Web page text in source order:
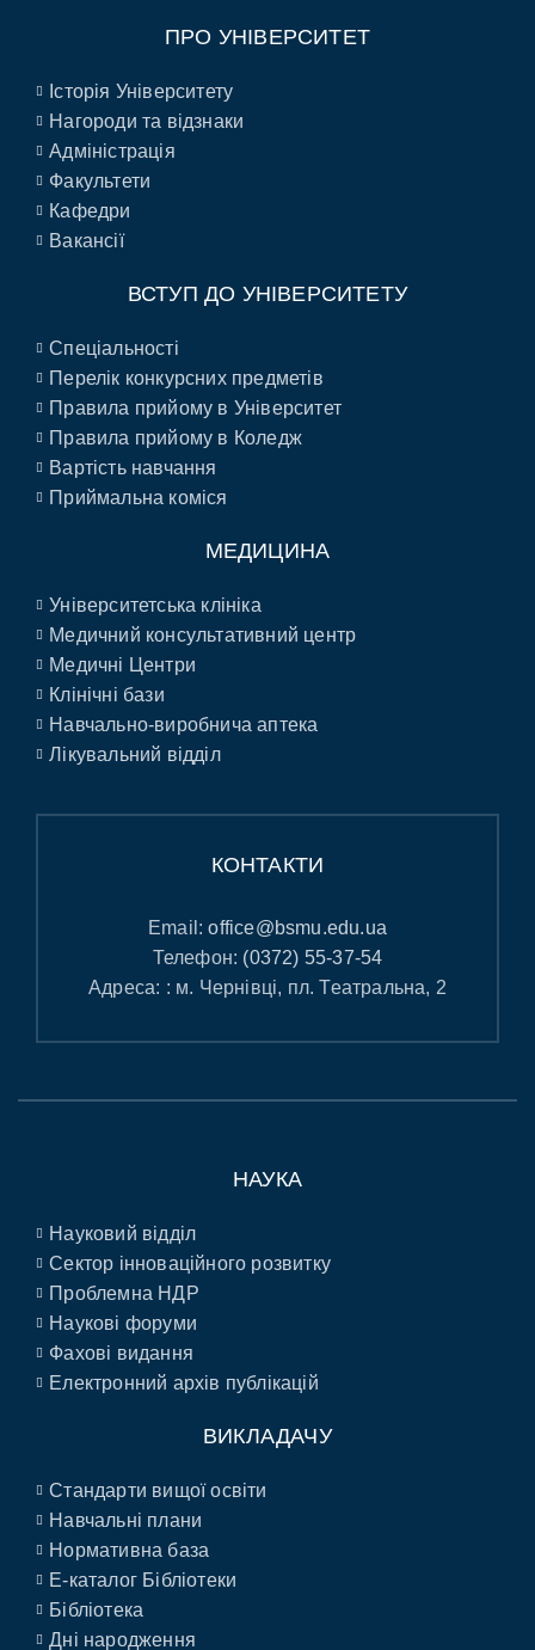
ПРО УНІВЕРСИТЕТ
Історія Університету
Нагороди та відзнаки
Адміністрація
Факультети
Кафедри
Вакансії
ВСТУП ДО УНІВЕРСИТЕТУ
Спеціальності
Перелік конкурсних предметів
Правила прийому в Університет
Правила прийому в Коледж
Вартість навчання
Приймальна коміся
МЕДИЦИНА
Університетська клініка
Медичний консультативний центр
Медичні Центри
Клінічні бази
Навчально-виробнича аптека
Лікувальний відділ
КОНТАКТИ
Email:office@bsmu.edu.ua
Телефон: (0372) 55-37-54
Адреса: : м. Чернівці, пл. Театральна, 2
НАУКА
Науковий відділ
Сектор інноваційного розвитку
Проблемна НДР
Наукові форуми
Фахові видання
Електронний архів публікацій
ВИКЛАДАЧУ
Стандарти вищої освіти
Навчальні плани
Нормативна база
E-каталог Бібліотеки
Бібліотека
Дні народження